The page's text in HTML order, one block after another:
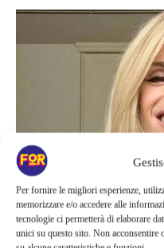
Per fornire le migliori esperienze,
memorizzare e/o accedere alle
tecnologie ci permetterà di elaborare
unici su questo sito. Non acconsentire
Un nuovo programma per Michelle